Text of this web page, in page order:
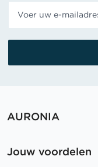
AURONIA
Jouw voordelen